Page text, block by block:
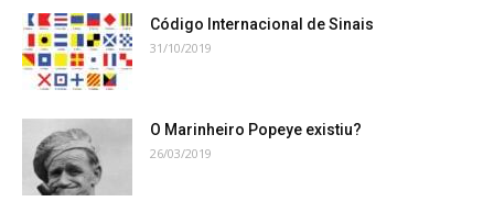
Código Internacional de Sinais
31/10/2019
O Marinheiro Popeye existiu?
26/03/2019